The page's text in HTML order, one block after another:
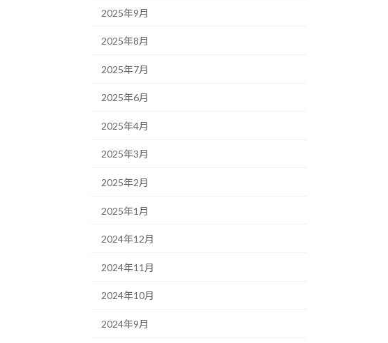
2025年9月
2025年8月
2025年7月
2025年6月
2025年4月
2025年3月
2025年2月
2025年1月
2024年12月
2024年11月
2024年10月
2024年9月